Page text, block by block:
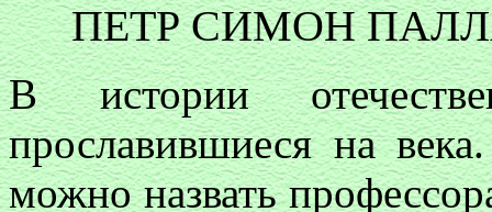
ПЕТР СИМОН
В истории
прославившиеся на
можно назвать